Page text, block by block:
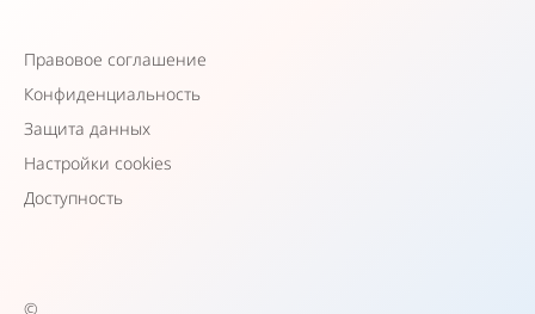
Правовое соглашение
Конфиденциальность
Защита данных
Настройки cookies
Доступность
©